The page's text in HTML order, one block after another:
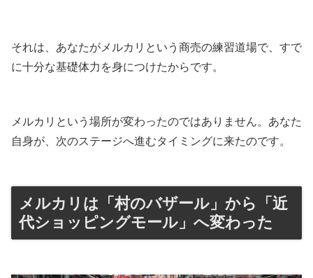
それは、あなたがメルカリという商売の練習道場で、すで
に十分な基礎体力を身につけたからです。
メルカリという場所が変わったのではありません。あなた
自身が、次のステージへ進むタイミングに来たのです。
メルカリは「村のバザール」から「近
代ショッピングモール」へ変わった